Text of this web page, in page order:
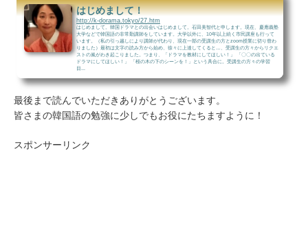
はじめまして！
http://k-dorama.tokyo/27.htm
はじめまして。韓国ドラマとの出会いはじめまして。石田美智代と申します。現在、慶應義塾
大学などで韓国語の非常勤講師をしています。大学以外に、10年以上続く市民講座も行って
います。（私の引っ越しにより講師が代わり、現在一部の受講生の方とzoom授業に切り替わ
りました）最初は文字の読み方から始め、徐々に上達してくると…、受講生の方々からリクエ
ストの嵐がわき起こりました。つまり、「ドラマを教材にしてほしい！」 「〇〇の出ている
ドラマにしてほしい！」 「桜の木の下のシーンを！」という具合に。受講生の方々の学習
目...
最後まで読んでいただきありがとうございます。
皆さまの韓国語の勉強に少しでもお役にたちますように！
スポンサーリンク